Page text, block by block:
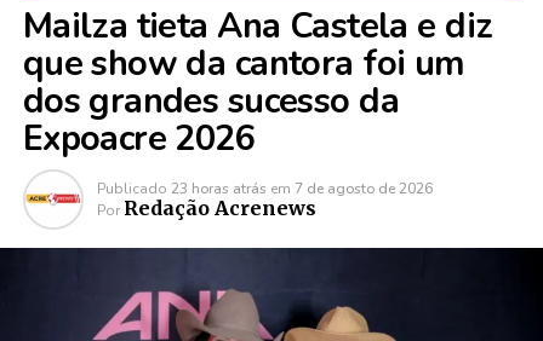
Mailza tieta Ana Castela e diz
que show da cantora foi um
dos grandes sucesso da
Expoacre 2026
Publicado 23 horas atrás em 7 de agosto de 2026
Por Redação Acrenews